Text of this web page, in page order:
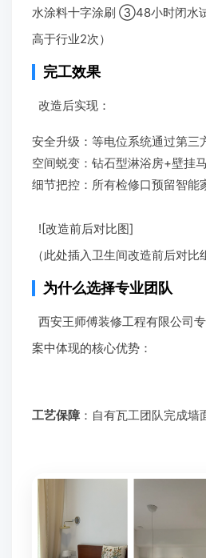
水涂料十字涂刷 ③48小时闭水
高于行业2次）
完工效果
改造后实现：
安全升级：等电位系统通过第三
空间蜕变：钻石型淋浴房+壁挂
细节把控：所有检修口预留智能
![改造前后对比图]
（此处插入卫生间改造前后对比
为什么选择专业团队
西安王师傅装修工程有限公司
案中体现的核心优势：
工艺保障 ：自有瓦工团队完成墙